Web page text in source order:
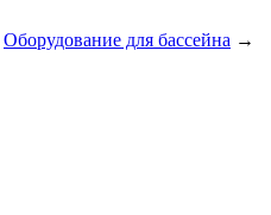
Оборудование для бассейна →